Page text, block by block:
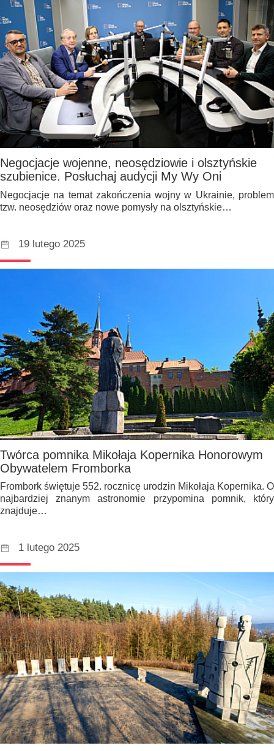
Negocjacje wojenne, neosędziowie i olsztyńskie
szubienice. Posłuchaj audycji My Wy Oni
Negocjacje na temat zakończenia wojny w Ukrainie, problem
tzw. neosędziów oraz nowe pomysły na olsztyńskie…
19 lutego 2025
Twórca pomnika Mikołaja Kopernika Honorowym
Obywatelem Fromborka
Frombork świętuje 552. rocznicę urodzin Mikołaja Kopernika. O
najbardziej znanym astronomie przypomina pomnik, który
znajduje…
1 lutego 2025